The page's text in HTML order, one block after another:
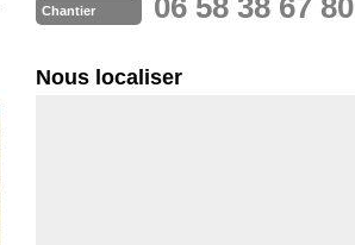
Chantier 06 58 38 67 80
Nous localiser